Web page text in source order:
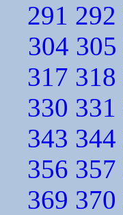
291 292
304 305
317 318
330 331
343 344
356 357
369 370